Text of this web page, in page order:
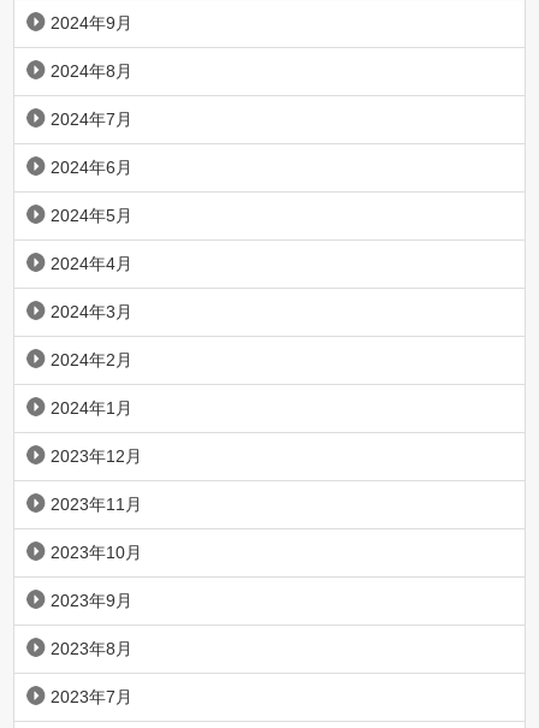
2024年9月
2024年8月
2024年7月
2024年6月
2024年5月
2024年4月
2024年3月
2024年2月
2024年1月
2023年12月
2023年11月
2023年10月
2023年9月
2023年8月
2023年7月